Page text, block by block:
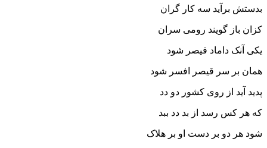
بدستش برآید سه کار گران
کزان باز گویند رومى سران‏
یکى آنک داماد قیصر شود
همان بر سر قیصر افسر شود
پدید آید از روى کشور دو دد
که هر کس رسد از بد دد ببد
شود هر دو بر دست او بر هلاک